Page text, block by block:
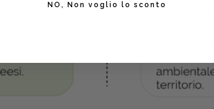
NO, Non voglio lo sconto